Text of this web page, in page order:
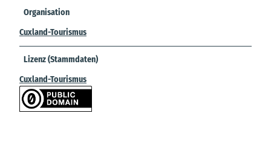
Organisation
Cuxland-Tourismus
Lizenz (Stammdaten)
Cuxland-Tourismus